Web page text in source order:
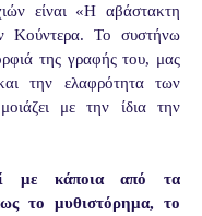
είναι «Η αβάστακτη
Κούντερα. Το συστήνω
της γραφής του, μας
την ελαφρότητα των
με την ίδια την
με κάποια από τα
το μυθιστόρημα, το